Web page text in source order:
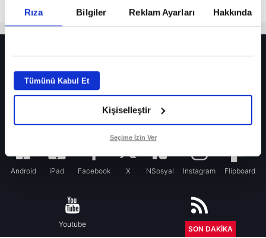
Rıza Bilgiler Reklam Ayarları Hakkında
Tümünü Kabul Et
Kişiselleştir
Seçime İzin Ver
Fenerbahçe’de sürpriz ayrılık ihtimali! Devre arasında gelmişti
Fenerbahçe’nin yeni transferi Mason Greenwood için olay sözler!
Galatasaray’da rota yeniden Thiago Almada!
Android iPad Facebook X NSosyal Instagram Flipboard
Youtube RSS
SON DAKİKA